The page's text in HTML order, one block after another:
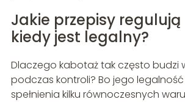
Jakie przepisy
kiedy jest legalny?
Dlaczego kabotaż tak często budzi
podczas kontroli? Bo jego
spełnienia kilku równoczesnych